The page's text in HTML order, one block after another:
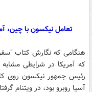
تعامل نیکسون با چین، آمریکا را
هنگامی که نگارش کتاب "سفر
رئیس جمهور نیکسون روی
آسیا روبرو بود، در ویتنام